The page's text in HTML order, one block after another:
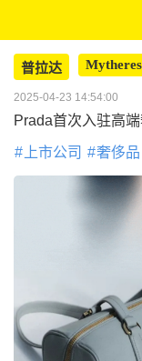
普拉达
2025-04-23 14:54:00
Prada首次入驻高
上市公司 奢侈品